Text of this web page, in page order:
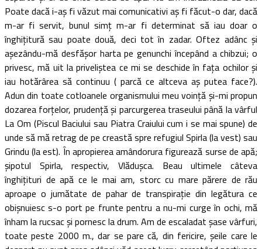
Poate dacă i-aş fi văzut mai comunicativi aş fi făcut-o dar, dacă
m-ar fi servit, bunul simţ m-ar fi determinat să iau doar o
înghiţitură sau poate două, deci tot în zadar. Oftez adânc şi
aşezându-mă desfăşor harta pe genunchi începând a chibzui; o
privesc, mă uit la priveliştea ce mi se deschide în faţa ochilor şi
iau hotărârea să continuu ( parcă ce altceva aş putea face?).
Adun din toate cotloanele organismului meu voinţă şi-mi propun
dozarea forţelor, prudenţă şi parcurgerea traseului până la vârful
La Om (Piscul Baciului sau Piatra Craiului cum i se mai spune) de
unde să mă retrag de pe creastă spre refugiul Spirla (la vest) sau
Grindu (la est). În apropierea amândorura figurează surse de apă;
şipotul Spirla, respectiv, Vlăduşca. Beau ultimele câteva
înghiţituri de apă ce le mai am, storc cu mare părere de rău
aproape o jumătate de pahar de transpiraţie din legătura ce
obişnuiesc s-o port pe frunte pentru a nu-mi curge în ochi, mă
înham la rucsac şi pornesc la drum. Am de escaladat şase vârfuri,
toate peste 2000 m., dar se pare că, din fericire, şeile care le